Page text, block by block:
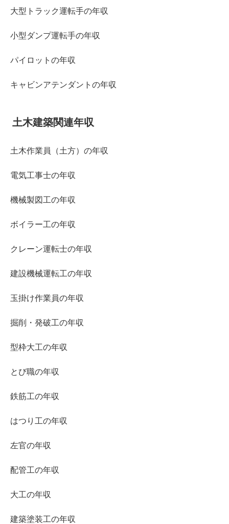
大型トラック運転手の年収
小型ダンプ運転手の年収
パイロットの年収
キャビンアテンダントの年収
土木建築関連年収
土木作業員（土方）の年収
電気工事士の年収
機械製図工の年収
ボイラー工の年収
クレーン運転士の年収
建設機械運転工の年収
玉掛け作業員の年収
掘削・発破工の年収
型枠大工の年収
とび職の年収
鉄筋工の年収
はつり工の年収
左官の年収
配管工の年収
大工の年収
建築塗装工の年収